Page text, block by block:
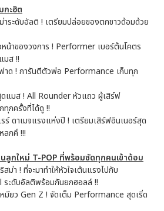
กะฮิต
ระดับอัลติ ! เตรียมปล่อยของตกชาวด้อมด้วย
น้าของวงการ ! Performer เบอร์ต้นโคตร
มส !!
าด ! การันตีตัวพ่อ Performance เก็บทุก
แมส ! All Rounder หัวแถว ผู้เสิร์ฟ
กครั้งที่ได้ดู !!
ดาเมจแรงแห่งปี ! เตรียมเสิร์ฟอินเนอร์สุด
ลกคึ !!!
ลูกใหม่ T-POP ที่พร้อมซัดทุกคนเข้าด้อม
ม่า ! ที่จะมาทำให้หัวใจเต้นแรงไปกับ
ะดับอัลติพร้อมกันยกฮอลล์ !!
มียว Gen Z ! จัดเต็ม Performance สุดเริ่ด